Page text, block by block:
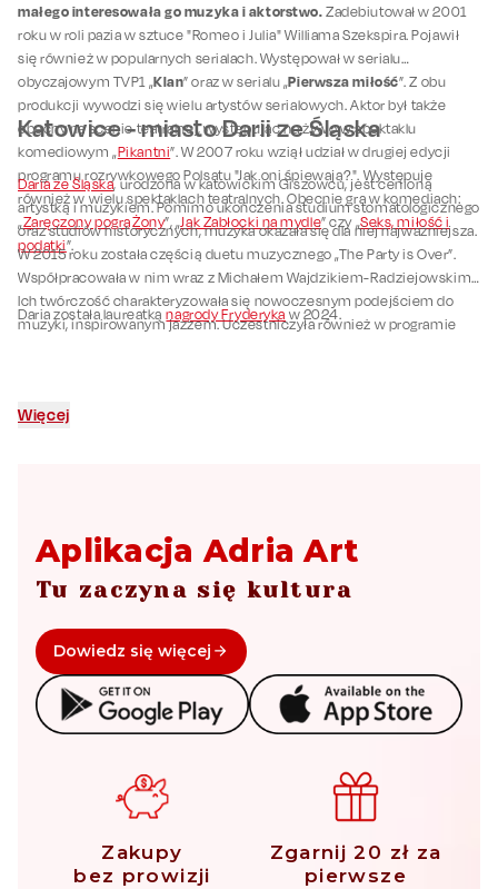
małego interesowała go muzyka i aktorstwo.Zadebiutował w 2001
roku w roli pazia w sztuce "Romeo i Julia" Williama Szekspira. Pojawił
się również w popularnych serialach. Występował w serialu
obyczajowym TVP1 „Klan” oraz w serialu „Pierwsza miłość”. Z obu
produkcji wywodzi się wielu artystów serialowych. Aktor był także
obecny na scenie teatralnej, występując na żywo w spektaklu
komediowym „Pikantni”. W 2007 roku wziął udział w drugiej edycji
programu rozrywkowego Polsatu "Jak oni śpiewają?". Występuje
również w wielu spektaklach teatralnych. Obecnie gra w komediach:
„Zaręczony pogrąŻony”, „Jak Zabłocki na mydle” czy „Seks, miłość i
podatki”.
Katowice - miasto Darii ze Śląska
Daria ze Śląska, urodzona w katowickim Giszowcu, jest cenioną
artystką i muzykiem. Pomimo ukończenia studium stomatologicznego
oraz studiów historycznych, muzyka okazała się dla niej najważniejsza.
W 2015 roku została częścią duetu muzycznego „The Party is Over”.
Współpracowała w nim wraz z Michałem Wajdzikiem-Radziejowskim.
Ich twórczość charakteryzowała się nowoczesnym podejściem do
muzyki, inspirowanym jazzem. Uczestniczyła również w programie
Daria została laureatkąnagrody Fryderyka w 2024.
Więcej
Aplikacja Adria Art
Tu zaczyna się kultura
Dowiedz się więcej
Zakupy
bez prowizji
Zgarnij 20 zł za
pierwsze